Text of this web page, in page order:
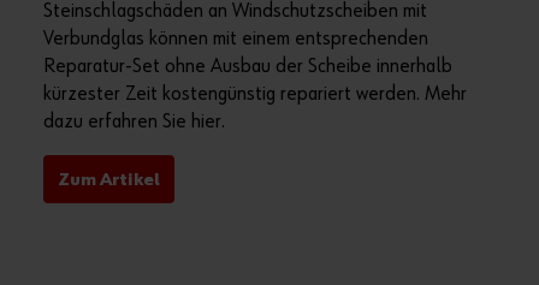
Steinschlagschäden an Windschutzscheiben mit
Verbundglas können mit einem entsprechenden
Reparatur-Set ohne Ausbau der Scheibe innerhalb
kürzester Zeit kostengünstig repariert werden. Mehr
dazu erfahren Sie hier.
Zum Artikel